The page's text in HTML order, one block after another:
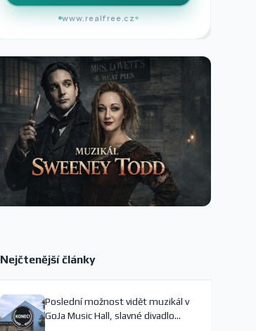
www.realfree.cz
Nejčtenější články
Poslední možnost vidět muzikál v
GoJa Music Hall, slavné divadlo